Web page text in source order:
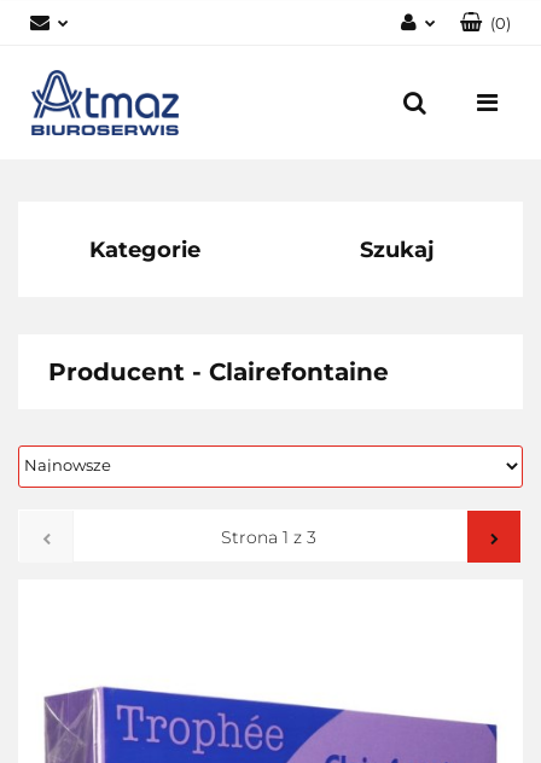
Zarejestruj się
(0)
Kategorie Szukaj
Producent - Clairefontaine